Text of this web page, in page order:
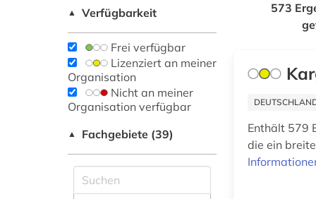
▲ Verfügbarkeit
Frei verfügbar
Lizenziert an meiner
Organisation
Nicht an meiner
Organisation verfügbar
▲ Fachgebiete (39)
573
Enthält 579
die ein